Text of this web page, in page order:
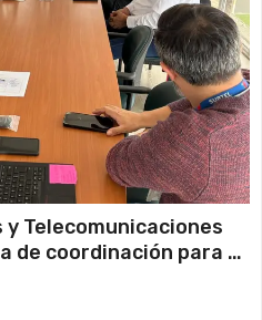
Telecomunicaciones
de coordinación para el
en Iquique